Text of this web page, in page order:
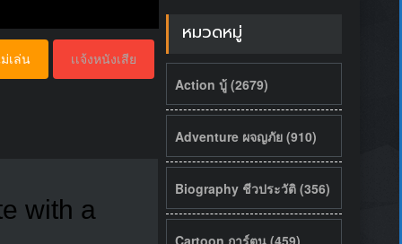
เเจ้งหนังเสีย
เล่น
with a
หมวดหมู่
Action บู้ (2679)
Adventure ผจญภัย (910)
Biography ชีวประวัติ (356)
Cartoon การ์ตูน (459)